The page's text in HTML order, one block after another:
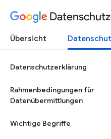
Übersicht
Datenschutzerklärung
Rahmenbedingungen für
Datenübermittlungen
Wichtige Begriffe